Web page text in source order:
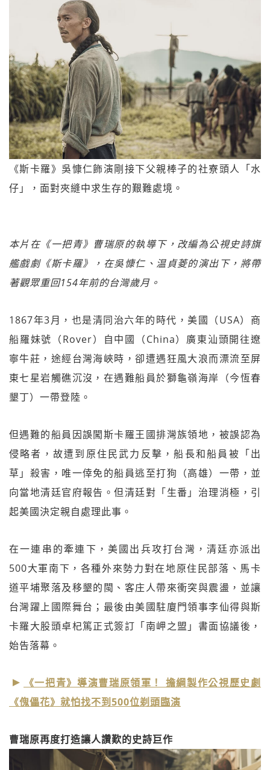
《斯卡羅》吳慷仁飾演剛接下父親棒子的社寮頭人「水
仔」，面對夾縫中求生存的艱難處境。
本片在《一把青》曹瑞原的執導下，改編為公視史詩旗
艦戲劇《斯卡羅》，在吳慷仁、温貞菱的演出下，將帶
著觀眾重回154年前的台灣歲月。
1867年3月，也是清同治六年的時代，美國（USA）商
船羅妹號（Rover）自中國（China）廣東汕頭開往遼
寧牛莊，途經台灣海峽時，卻遭遇狂風大浪而漂流至屏
東七星岩觸礁沉沒，在遇難船員於獅龜嶺海岸（今恆春
墾丁）一帶登陸。
但遇難的船員因誤闖斯卡羅王國排灣族領地，被誤認為
侵略者，故遭到原住民武力反擊，船長和船員被「出
草」殺害，唯一倖免的船員逃至打狗（高雄）一帶，並
向當地清廷官府報告。但清廷對「生番」治理消極，引
起美國決定親自處理此事。
在一連串的牽連下，美國出兵攻打台灣，清廷亦派出
500大軍南下，各種外來勢力對在地原住民部落、馬卡
道平埔聚落及移墾的閩、客庄人帶來衝突與震盪，並讓
台灣躍上國際舞台；最後由美國駐廈門領事李仙得與斯
卡羅大股頭卓杞篤正式簽訂「南岬之盟」書面協議後，
始告落幕。
《一把青》導演曹瑞原領軍！ 擔綱製作公視歷史劇
《傀儡花》就怕找不到500位剃頭臨演
曹瑞原再度打造讓人讚歎的史詩巨作